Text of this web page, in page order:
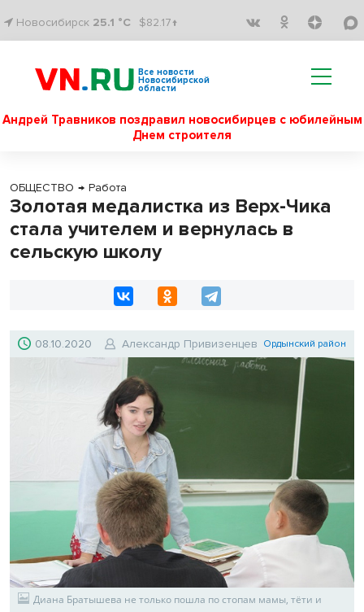
Новосибирск 25.1 °C $82.17↑
Все новости
Новосибирской
области
Андрей Травников поздравил новосибирцев с юбилейным
Днем строителя
ОБЩЕСТВО → Работа
Золотая медалистка из Верх-Чика
стала учителем и вернулась в
сельскую школу
08.10.2020 Александр Привизенцев Ордынский район
Диана Братышева не только пошла по стопам мамы, тёти и